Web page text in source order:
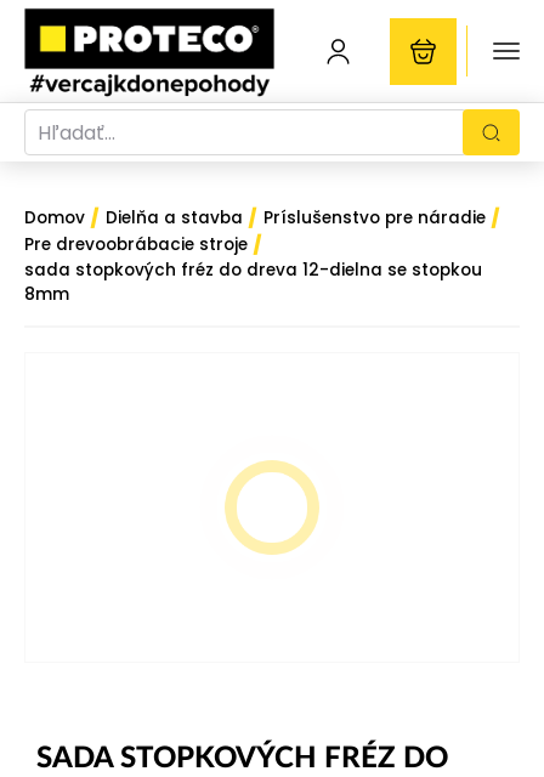
Domov / Dielňa a stavba / Príslušenstvo pre náradie /
Pre drevoobrábacie stroje /
sada stopkových fréz do dreva 12-dielna se stopkou
8mm
SADA STOPKOVÝCH FRÉZ DO